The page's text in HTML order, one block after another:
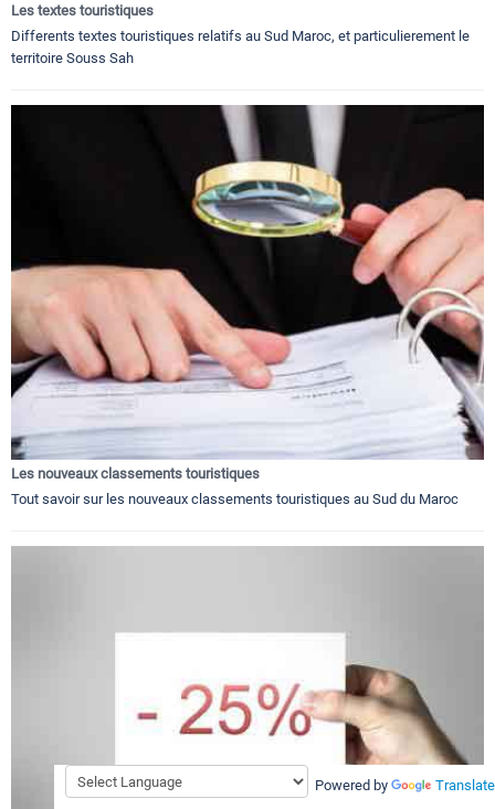
Les textes touristiques
Differents textes touristiques relatifs au Sud Maroc, et particulierement le
territoire Souss Sah
Les nouveaux classements touristiques
Tout savoir sur les nouveaux classements touristiques au Sud du Maroc
Powered by Translate